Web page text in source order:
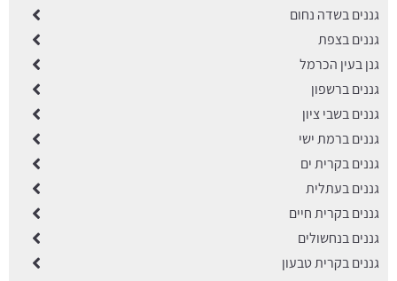
גננים בשדה נחום
גננים בצפת
גנן בעין הכרמל
גננים ברשפון
גננים בשבי ציון
גננים ברמת ישי
גננים בקרית ים
גננים בעתלית
גננים בקרית חיים
גננים בנחשולים
גננים בקרית טבעון